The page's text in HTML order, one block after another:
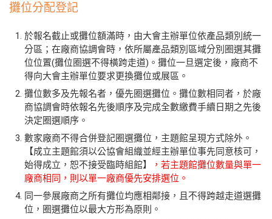
攤位分配登記
於報名截止或攤位額滿時，由大會主辦單位依產品類別統一
分區；在廠商協調會時，依所屬產品類別區域分別圈選其攤
位位置(攤位圈選不得橫跨走道)。攤位一旦選定後，廠商不
得向大會主辦單位要求更換攤位或展區。
攤位數多及先報名者，優先圈選攤位。攤位數相同者，於廠
商協調會時依報名先後順序及完成全數繳費手續日期之先後
決定圈選順序。
數家廠商不得合併登記圈選攤位，主題館呈現方式除外。
【成立主題館須以公協會組織並經主辦單位事先同意核可，
始得成立，恕不接受臨時組館】
，若主題館攤位數量與單一
廠商相同，則以單一廠商優先安排選位。
同一參展廠商之所有攤位均應相鄰接，且不得跨越走道選攤
位，圈選攤位以最大方形為原則。